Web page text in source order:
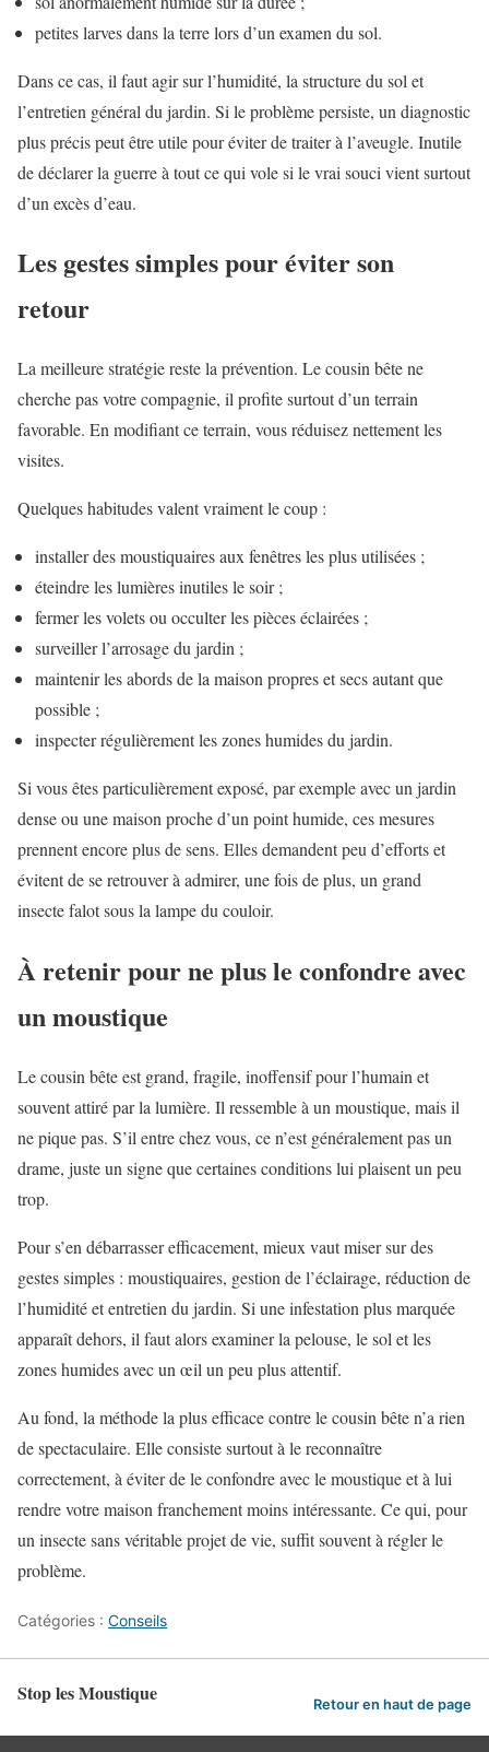
petites larves dans la terre lors d’un examen du sol.
Dans ce cas, il faut agir sur l’humidité, la structure du sol et
l’entretien général du jardin. Si le problème persiste, un diagnostic
plus précis peut être utile pour éviter de traiter à l’aveugle. Inutile
de déclarer la guerre à tout ce qui vole si le vrai souci vient surtout
d’un excès d’eau.
Les gestes simples pour éviter son
retour
La meilleure stratégie reste la prévention. Le cousin bête ne
cherche pas votre compagnie, il profite surtout d’un terrain
favorable. En modifiant ce terrain, vous réduisez nettement les
visites.
Quelques habitudes valent vraiment le coup :
installer des moustiquaires aux fenêtres les plus utilisées ;
éteindre les lumières inutiles le soir ;
fermer les volets ou occulter les pièces éclairées ;
surveiller l’arrosage du jardin ;
maintenir les abords de la maison propres et secs autant que
possible ;
inspecter régulièrement les zones humides du jardin.
Si vous êtes particulièrement exposé, par exemple avec un jardin
dense ou une maison proche d’un point humide, ces mesures
prennent encore plus de sens. Elles demandent peu d’efforts et
évitent de se retrouver à admirer, une fois de plus, un grand
insecte falot sous la lampe du couloir.
À retenir pour ne plus le confondre avec
un moustique
Le cousin bête est grand, fragile, inoffensif pour l’humain et
souvent attiré par la lumière. Il ressemble à un moustique, mais il
ne pique pas. S’il entre chez vous, ce n’est généralement pas un
drame, juste un signe que certaines conditions lui plaisent un peu
trop.
Pour s’en débarrasser efficacement, mieux vaut miser sur des
gestes simples : moustiquaires, gestion de l’éclairage, réduction de
l’humidité et entretien du jardin. Si une infestation plus marquée
apparaît dehors, il faut alors examiner la pelouse, le sol et les
zones humides avec un œil un peu plus attentif.
Au fond, la méthode la plus efficace contre le cousin bête n’a rien
de spectaculaire. Elle consiste surtout à le reconnaître
correctement, à éviter de le confondre avec le moustique et à lui
rendre votre maison franchement moins intéressante. Ce qui, pour
un insecte sans véritable projet de vie, suffit souvent à régler le
problème.
Catégories : Conseils
Stop les Moustique Retour en haut de page